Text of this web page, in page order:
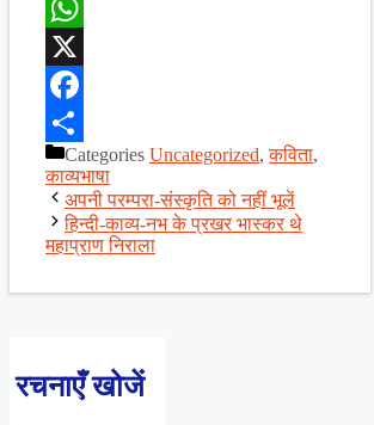
WhatsApp
X
Facebook
ShareCategories Uncategorized,कविता,
काव्यभाषा
अपनी परम्परा-संस्कृति को नहीं भूलें
हिन्दी-काव्य-नभ के प्रखर भास्कर थे
महाप्राण निराला
रचनाएँ खोजें